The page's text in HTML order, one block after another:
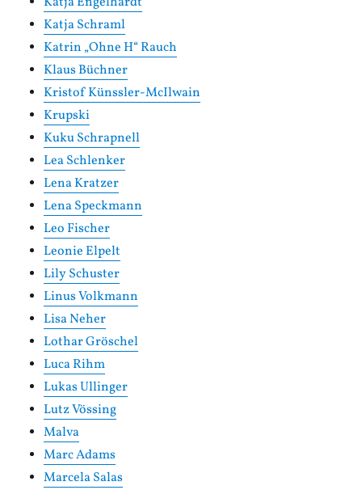
Katja Schraml
Katrin „Ohne H“ Rauch
Klaus Büchner
Kristof Künssler-McIlwain
Krupski
Kuku Schrapnell
Lea Schlenker
Lena Kratzer
Lena Speckmann
Leo Fischer
Leonie Elpelt
Lily Schuster
Linus Volkmann
Lisa Neher
Lothar Gröschel
Luca Rihm
Lukas Ullinger
Lutz Vössing
Malva
Marc Adams
Marcela Salas